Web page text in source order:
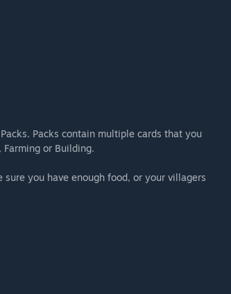
Packs contain multiple cards that you
or Building.
you have enough food, or your villagers